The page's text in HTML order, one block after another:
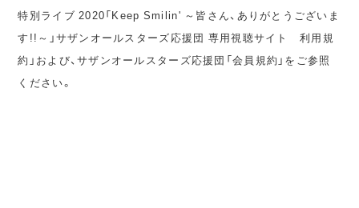
特別ライブ 2020「Keep Smilin' ～皆さん、ありがとうございま
す!!～」サザンオールスターズ応援団 専用視聴サイト 利用規
約」および、サザンオールスターズ応援団「会員規約」をご参照
ください。